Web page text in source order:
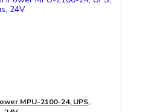
MPU-2100-24, UPS,